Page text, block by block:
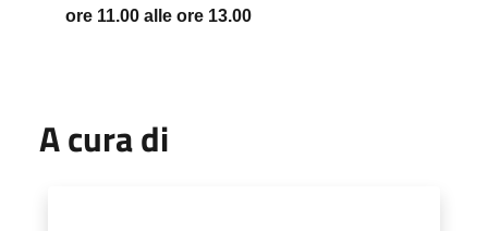
ore 11.00 alle ore 13.00
A cura di